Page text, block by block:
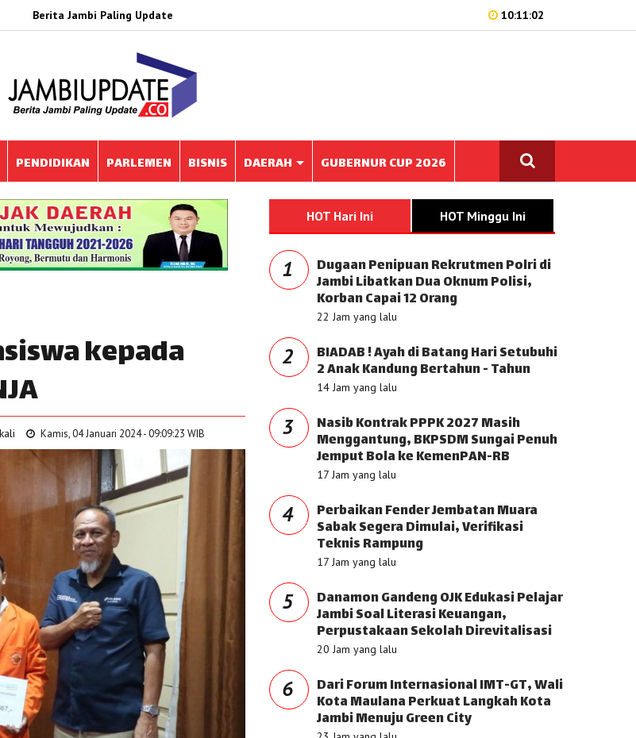
Berita Jambi Paling Update 10:11:02
PENDIDIKAN PARLEMEN BISNIS DAERAH GUBERNUR CUP 2026
kepada
Kamis, 04 Januari 2024 - 09:09:23 WIB
HOT Hari Ini HOT Minggu Ini
1 Dugaan Penipuan Rekrutmen Polri di
Jambi Libatkan Dua Oknum Polisi,
Korban Capai 12 Orang
22 Jam yang lalu
2 BIADAB ! Ayah di Batang Hari Setubuhi
2 Anak Kandung Bertahun - Tahun
14 Jam yang lalu
3 Nasib Kontrak PPPK 2027 Masih
Menggantung, BKPSDM Sungai Penuh
Jemput Bola ke KemenPAN-RB
17 Jam yang lalu
4 Perbaikan Fender Jembatan Muara
Sabak Segera Dimulai, Verifikasi
Teknis Rampung
17 Jam yang lalu
5 Danamon Gandeng OJK Edukasi Pelajar
Jambi Soal Literasi Keuangan,
Perpustakaan Sekolah Direvitalisasi
20 Jam yang lalu
6 Dari Forum Internasional IMT-GT, Wali
Kota Maulana Perkuat Langkah Kota
Jambi Menuju Green City